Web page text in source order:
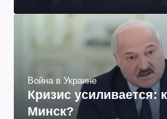
Война в Украине
Кризис усиливается:
Минск?